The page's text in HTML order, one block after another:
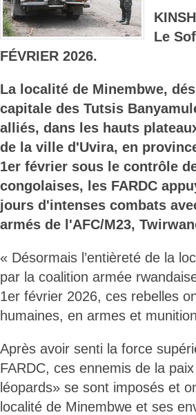
Le
FÉVRIER 2026.
La localité de Minembwe,
capitale des Tutsis
alliés, dans les hauts
de la ville d'Uvira, en
1er février sous le contrôle
congolaises, les FARDC
jours d'intenses combats
armés de l'AFC/M23,
« Désormais l’entièreté de la
par la coalition armée
1er février 2026, ces rebelles
humaines, en armes et
Après avoir senti la force
FARDC, ces ennemis de la
léopards» se sont imposés et
localité de Minembwe et ses